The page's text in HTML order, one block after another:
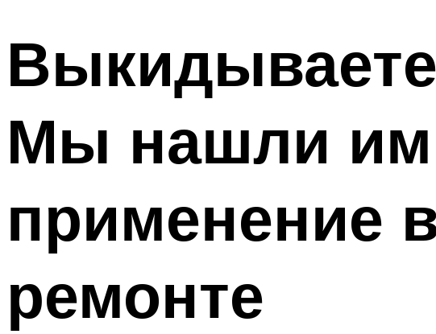
Мы нашли им
применение
ремонте